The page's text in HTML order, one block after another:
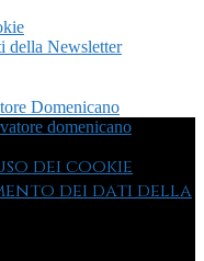
della Newsletter
Domenicano
dei cookie
dei dati della